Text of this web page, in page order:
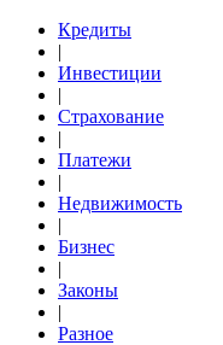
Кредиты
|
Инвестиции
|
Страхование
|
Платежи
|
Недвижимость
|
Бизнес
|
Законы
|
Разное